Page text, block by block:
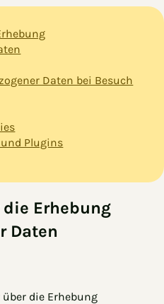
Daten bei Besuch
und Plugins
Erhebung
Daten
die Erhebung